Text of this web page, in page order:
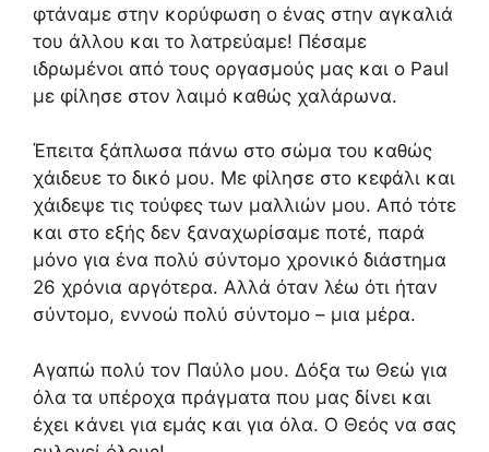
φτάναμε στην κορύφωση ο ένας στην αγκαλιά
του άλλου και το λατρεύαμε! Πέσαμε
ιδρωμένοι από τους οργασμούς μας και ο Paul
με φίλησε στον λαιμό καθώς χαλάρωνα.
Έπειτα ξάπλωσα πάνω στο σώμα του καθώς
χάιδευε το δικό μου. Με φίλησε στο κεφάλι και
χάιδεψε τις τούφες των μαλλιών μου. Από τότε
και στο εξής δεν ξαναχωρίσαμε ποτέ, παρά
μόνο για ένα πολύ σύντομο χρονικό διάστημα
26 χρόνια αργότερα. Αλλά όταν λέω ότι ήταν
σύντομο, εννοώ πολύ σύντομο – μια μέρα.
Αγαπώ πολύ τον Παύλο μου. Δόξα τω Θεώ για
όλα τα υπέροχα πράγματα που μας δίνει και
έχει κάνει για εμάς και για όλα. Ο Θεός να σας